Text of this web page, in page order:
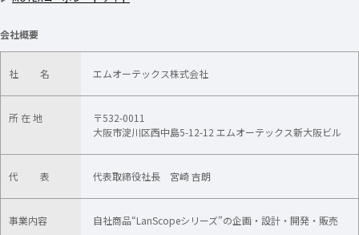
会社概要
社 名 エムオーテックス株式会社
所 在 地
〒532-0011
大阪市淀川区西中島5-12-12 エムオーテックス新大阪ビル
代 表 代表取締役社長 宮崎 吉朗
事業内容 自社商品“LanScopeシリーズ”の企画・設計・開発・販売